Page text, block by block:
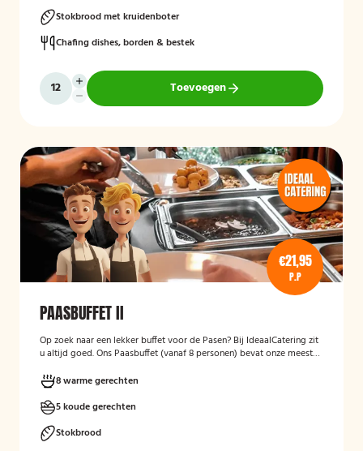
Stokbrood met kruidenboter
Chafing dishes, borden & bestek
Toevoegen
€21,95
P.P
PAASBUFFET II
Op zoek naar een lekker buffet voor de Pasen? Bij IdeaalCatering zit
u altijd goed. Ons Paasbuffet (vanaf 8 personen) bevat onze meest
8 warme gerechten
5 koude gerechten
Stokbrood